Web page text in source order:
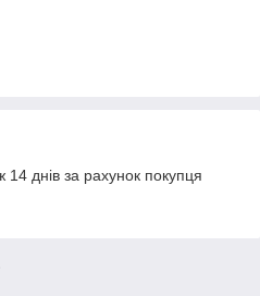
днів за рахунок покупця